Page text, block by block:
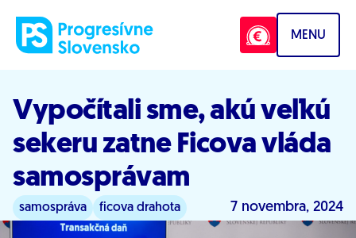
MENU
Vypočítali sme, akú veľkú
sekeru zatne Ficova vláda
samosprávam
samospráva ficova drahota 7 novembra, 2024